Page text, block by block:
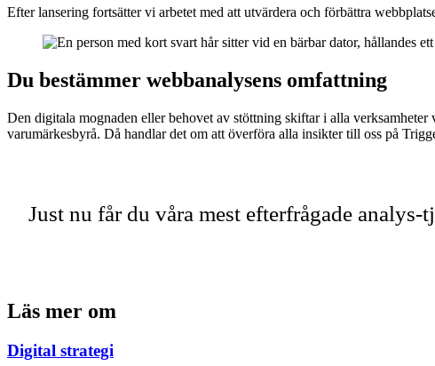
Efter lansering fortsätter vi arbetet med att utvärdera och förbättra
Du bestämmer webbanalysens omfattning
Den digitala mognaden eller behovet av stöttning skiftar i alla
varumärkesbyrå. Då handlar det om att överföra alla insikter till oss på
Just nu får du våra mest efterfrågade
Läs mer om
Digital strategi